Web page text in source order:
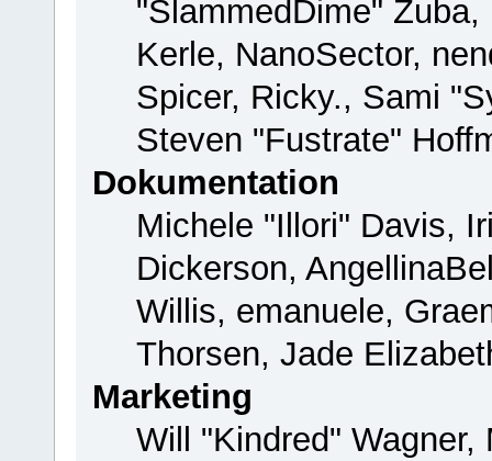
"SlammedDime"
Kerle, NanoSector,
Spicer, Ricky., Sami
Steven "Fustrate"
Dokumentation
Michele "Illori" Davis,
Dickerson,
Willis, emanuele,
Thorsen, Jade
Marketing
Will "Kindred" Wagner,